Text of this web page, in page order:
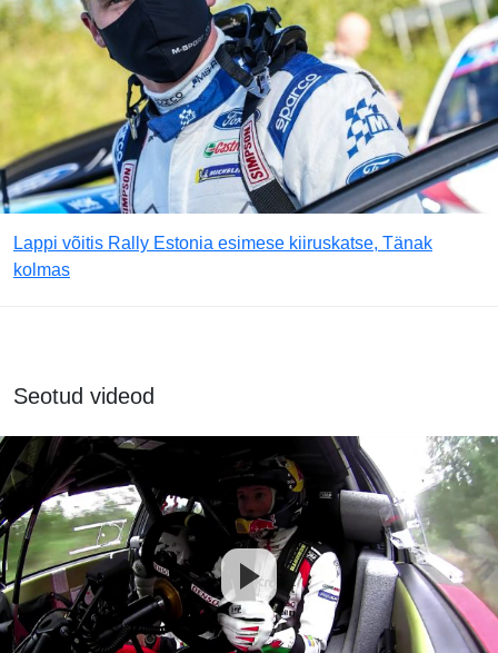
Lappi võitis Rally Estonia esimese kiiruskatse, Tänak
kolmas
Seotud videod